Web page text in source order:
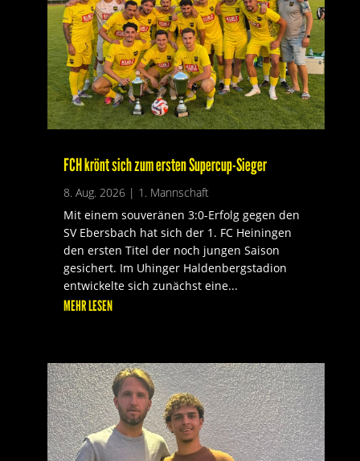
FCH krönt sich zum ersten Supercup-Sieger
8. Aug. 2026| 1. Mannschaft
Mit einem souveränen 3:0-Erfolg gegen den
SV Ebersbach hat sich der 1. FC Heiningen
den ersten Titel der noch jungen Saison
gesichert. Im Uhinger Haldenbergstadion
entwickelte sich zunächst eine...
MEHR LESEN